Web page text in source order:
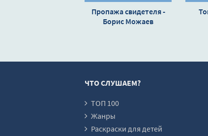
0018
0019
Пропажа свидетеля -
Борис Можаев
ЧТО СЛУШАЕМ?
ТОП 100
Жанры
Раскраски для детей